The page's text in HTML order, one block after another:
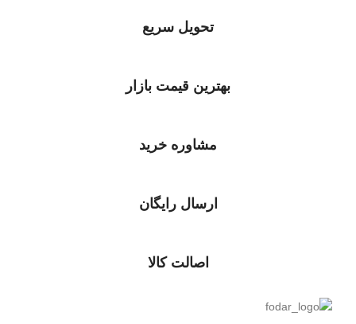
تحویل سریع
بهترین قیمت بازار
مشاوره خرید
ارسال رایگان
اصالت کالا